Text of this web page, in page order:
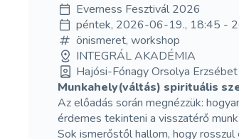
Everness Fesztivál 2026
péntek, 2026-06-19., 18:45 -
önismeret, workshop
INTEGRÁL AKADÉMIA
Hajósi-Fónagy Orsolya Erzsébet
Munkahely(váltás) spirituális
Az előadás során megnézzük:
érdemes tekinteni a visszatérő
Sok ismerőstől hallom, hogy rosszul